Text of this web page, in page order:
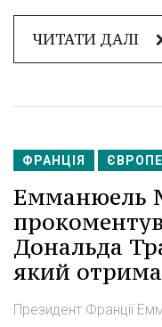
ЧИТАТИ ДАЛІ
ФРАНЦІЯ
Емманюель
Дональда
який
Президент Франції